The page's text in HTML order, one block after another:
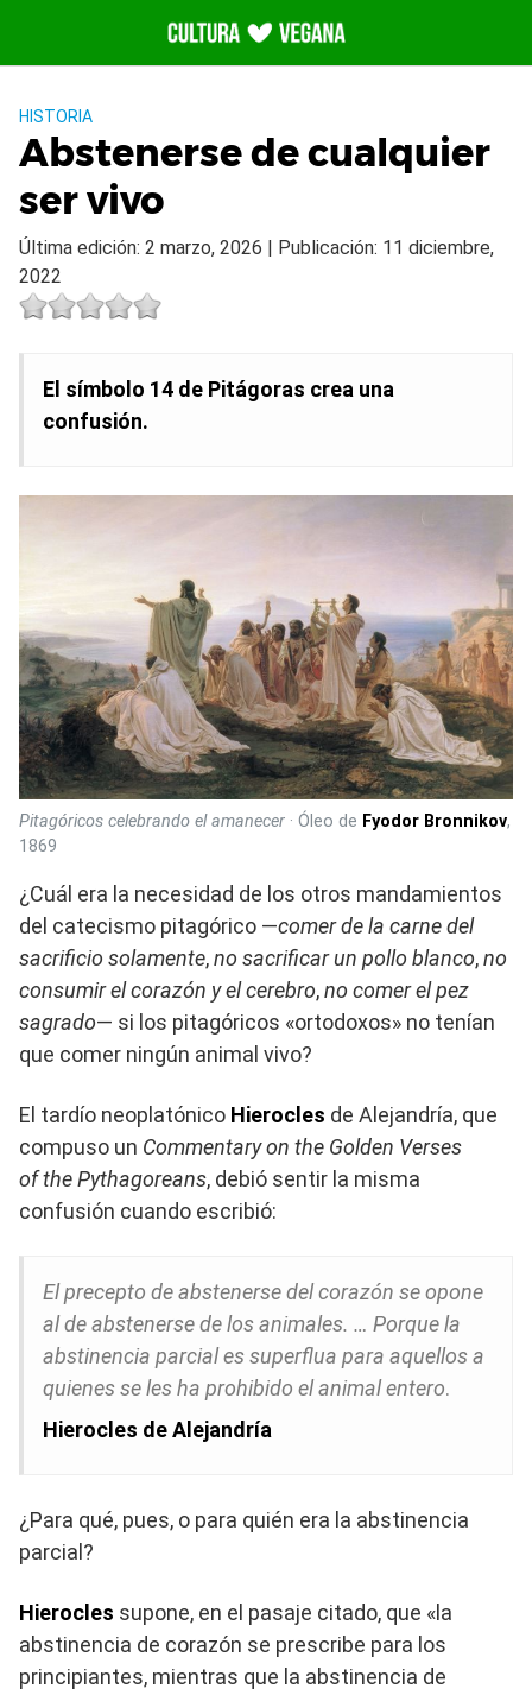
contenido
HISTORIA
Abstenerse de cualquier
ser vivo
Última edición: 2 marzo, 2026 | Publicación: 11 diciembre,
2022
El símbolo 14 de Pitágoras crea una
confusión.
Pitagóricos celebrando el amanecer · Óleo de Fyodor Bronnikov,
1869
¿Cuál era la necesidad de los otros mandamientos
del catecismo pitagórico —comer de la carne del
sacrificio solamente,no sacrificar un pollo blanco,no
consumir el corazón y el cerebro,no comer el pez
sagrado— si los pitagóricos «ortodoxos» no tenían
que comer ningún animal vivo?
El tardío neoplatónico Hierocles de Alejandría, que
compuso un Commentary on the Golden Verses
of the Pythagoreans, debió sentir la misma
confusión cuando escribió:
El precepto de abstenerse del corazón se opone
al de abstenerse de los animales. … Porque la
abstinencia parcial es superflua para aquellos a
quienes se les ha prohibido el animal entero.
Hierocles de Alejandría
¿Para qué, pues, o para quién era la abstinencia
parcial?
Hierocles supone, en el pasaje citado, que «la
abstinencia de corazón se prescribe para los
principiantes, mientras que la abstinencia de